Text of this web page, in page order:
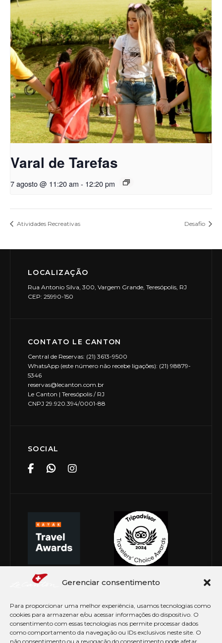
Gerenciar consentimento
Para proporcionar uma melhor experiência, usamos tecnologias como
cookies para armazenar e/ou acessar informações do dispositivo. O
consentimento com essas tecnologias nos permite processar dados
como comportamento da navegação ou IDs exclusivos neste site. O
não consentimento ou a revogação do consentimento pode afetar
Varal de Tarefas
7 agosto @ 11:20 am - 12:20 pm
Atividades Recreativas Desafio
LOCALIZAÇÃO
Rua Antonio Silva, 300, Vargem Grande, Teresópolis, RJ
CEP: 25990-150
CONTATO LE CANTON
Central de Reservas: (21) 3613-9500
WhatsApp (este número não recebe ligações): (21) 98879-
5346
reservas@lecanton.com.br
Le Canton | Teresópolis / RJ
CNPJ 29.920.394/0001-88
SOCIAL